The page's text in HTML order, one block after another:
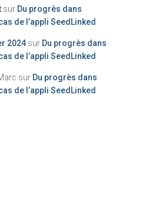
sur Du progrès dans
de l’appli SeedLinked
2024 sur Du progrès dans
de l’appli SeedLinked
sur Du progrès dans
de l’appli SeedLinked